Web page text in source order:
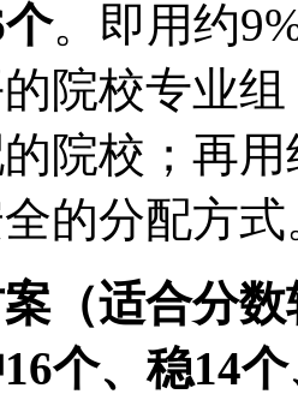
。即用约
院校专业
院校；再
的分配方式
（适合分
个、稳14